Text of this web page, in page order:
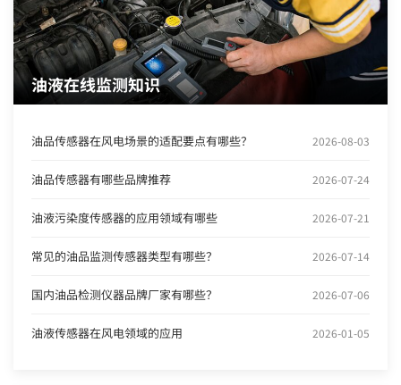
油液在线监测知识
油品传感器在风电场景的适配要点有哪些？ 2026-08-03
油品传感器有哪些品牌推荐 2026-07-24
油液污染度传感器的应用领域有哪些 2026-07-21
常见的油品监测传感器类型有哪些？ 2026-07-14
国内油品检测仪器品牌厂家有哪些？ 2026-07-06
油液传感器在风电领域的应用 2026-01-05